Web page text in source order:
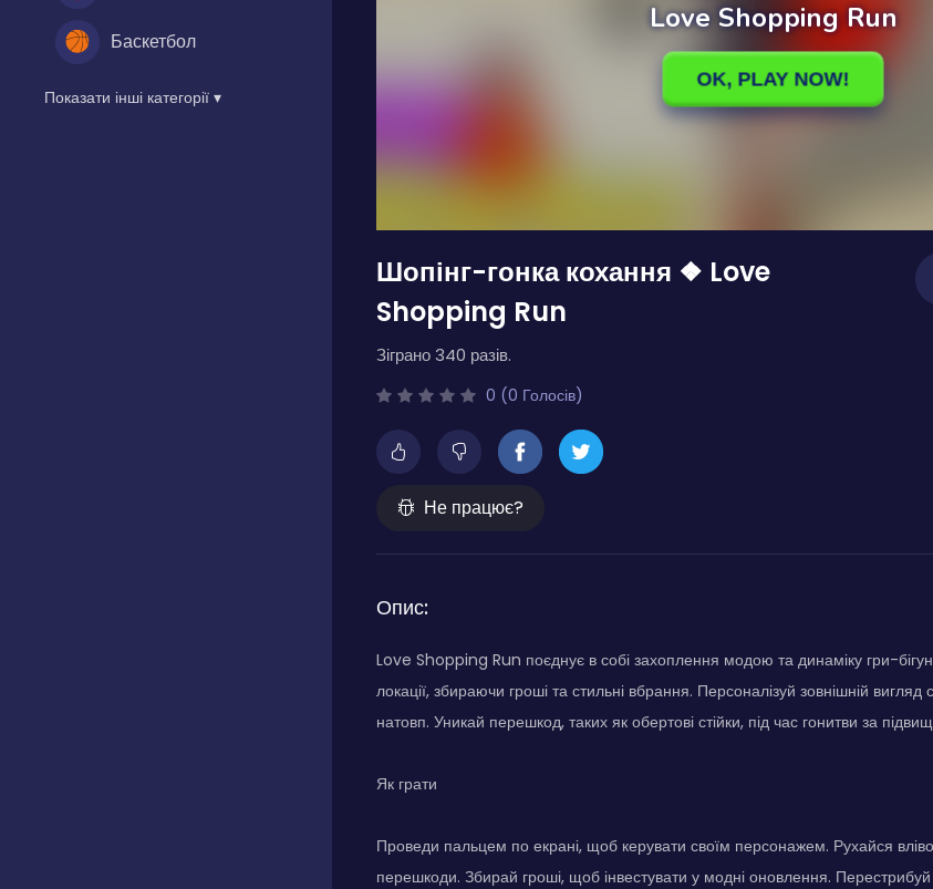
Баскетбол
Показати інші категорії ▾
Шопінг-гонка кохання ❖ Love
Shopping Run
Зіграно 340 разів.
0 (0 Голосів)
Не працює?
Опис:
Love Shopping Run поєднує в собі захоплення модою та динаміку гри-
локації, збираючи гроші та стильні вбрання. Персоналізуй зовнішній
натовп. Уникай перешкод, таких як обертові стійки, під час гонитви за
Як грати
Проведи пальцем по екрані, щоб керувати своїм персонажем. Рухайся
перешкоди. Збирай гроші, щоб інвестувати у модні оновлення.